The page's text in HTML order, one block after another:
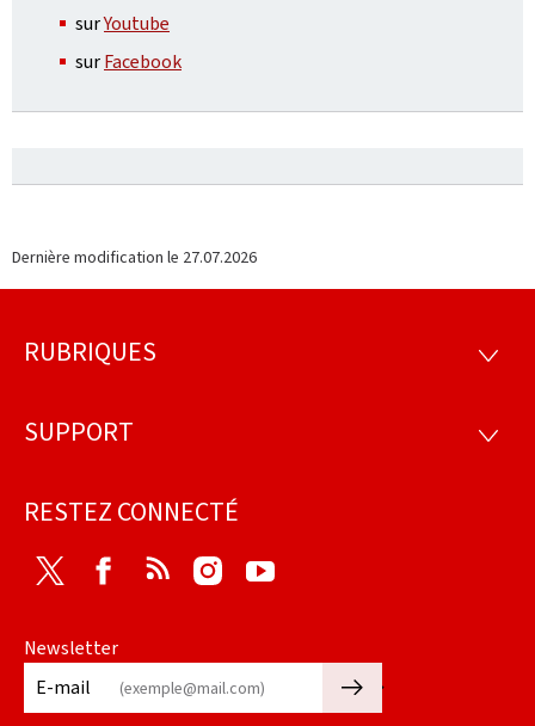
surYoutube
surFacebook
Dernière modification le 27.07.2026
Pied
page
RUBRIQUES
SUPPORT
RESTEZ CONNECTÉ
Twitter Facebook
RSS Instagram
Newsletter
E-mail
🡒